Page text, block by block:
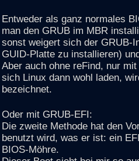
Entweder als ganz normales
man den GRUB im MBR
sonst weigert sich der GRUB-
GUID-Platte zu installieren)
Aber auch ohne reFind, nur
sich Linux dann wohl laden,
bezeichnet.
Oder mit GRUB-EFI:
Die zweite Methode hat den
benutzt wird, was er ist: ein
BIOS-Möhre.